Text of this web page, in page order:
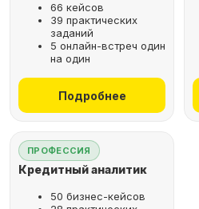
66 кейсов
39 практических
заданий
5 онлайн-встреч один
на один
Подробнее
ПРОФЕССИЯ
Кредитный аналитик
50 бизнес-кейсов
оптимальную программу для
Оставьте заявку
на бесплатную
консультацию